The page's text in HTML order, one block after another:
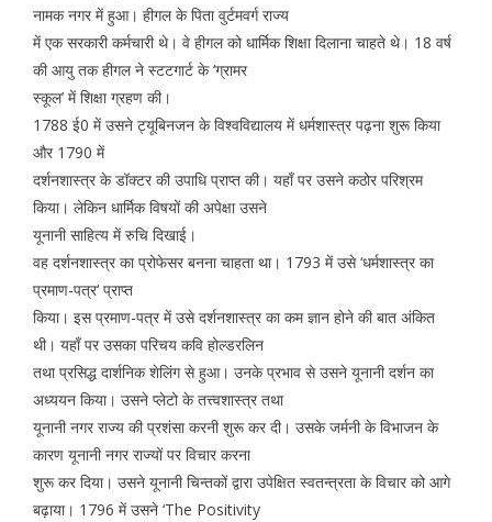
नामक नगर में हुआ। हीगल के पिता वुर्टमवर्ग राज्य
में एक सरकारी कर्मचारी थे। वे हीगल को धार्मिक शिक्षा दिलाना चाहते थे। 18 वर्ष
की आयु तक हीगल ने स्टटगार्ट के ‘ग्रामर
स्कूल’ में शिक्षा ग्रहण की।
1788 ई0 में उसने ट्यूबिनजन के विश्वविद्यालय में धर्मशास्त्र पढ़ना शुरू किया
और 1790 में
दर्शनशास्त्र के डॉक्टर की उपाधि प्राप्त की। यहाँ पर उसने कठोर परिश्रम
किया। लेकिन धार्मिक विषयों की अपेक्षा उसने
यूनानी साहित्य में रुचि दिखाई।
वह दर्शनशास्त्र का प्रोफेसर बनना चाहता था। 1793 में उसे ‘धर्मशास्त्र का
प्रमाण-पत्र‘ प्राप्त
किया। इस प्रमाण-पत्र में उसे दर्शनशास्त्र का कम ज्ञान होने की बात अंकित
थी। यहाँ पर उसका परिचय कवि होल्डरलिन
तथा प्रसिद्ध दार्शनिक शेलिंग से हुआ। उनके प्रभाव से उसने यूनानी दर्शन का
अध्ययन किया। उसने प्लेटो के तत्त्वशास्त्र तथा
यूनानी नगर राज्य की प्रशंसा करनी शुरू कर दी। उसके जर्मनी के विभाजन के
कारण यूनानी नगर राज्यों पर विचार करना
शुरू कर दिया। उसने यूनानी चिन्तकों द्वारा उपेक्षित स्वतन्त्रता के विचार को आगे
बढ़ाया। 1796 में उसने ‘The Positivity